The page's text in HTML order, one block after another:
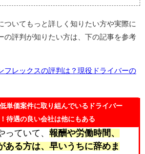
ついてもっと詳しく知りたい方や実際に
の評判が知りたい方は、下の記事を参考
フレックスの評判は？現役ドライバーの
単価案件に取り組んでいるドライバー
待遇の良い会社は他にもある
っていて、 報酬や労働時間、
ある方は、早いうちに辞めま